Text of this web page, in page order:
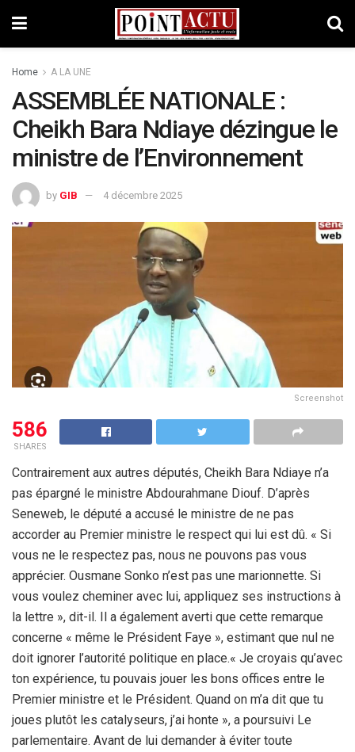
Home A LA UNE
ASSEMBLÉE NATIONALE :
Cheikh Bara Ndiaye dézingue le
ministre de l’Environnement
by GIB 4 décembre 2025
Screenshot
586
SHARES
Contrairement aux autres députés, Cheikh Bara Ndiaye n’a
pas épargné le ministre Abdourahmane Diouf. D’après
Seneweb, le député a accusé le ministre de ne pas
accorder au Premier ministre le respect qui lui est dû. « Si
vous ne le respectez pas, nous ne pouvons pas vous
apprécier. Ousmane Sonko n’est pas une marionnette. Si
vous voulez cheminer avec lui, appliquez ses instructions à
la lettre », dit-il. Il a également averti que cette remarque
concerne « même le Président Faye », estimant que nul ne
doit ignorer l’autorité politique en place.« Je croyais qu’avec
ton expérience, tu pouvais jouer les bons offices entre le
Premier ministre et le Président. Quand on m’a dit que tu
joues plutôt les catalyseurs, j’ai honte », a poursuivi Le
parlementaire. Avant de lui demander à éviter toute